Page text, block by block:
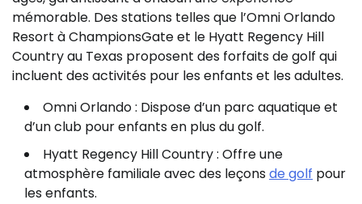
mémorable. Des stations telles que l’Omni Orlando
Resort à ChampionsGate et le Hyatt Regency Hill
Country au Texas proposent des forfaits de golf qui
incluent des activités pour les enfants et les adultes.
Omni Orlando : Dispose d’un parc aquatique et
d’un club pour enfants en plus du golf.
Hyatt Regency Hill Country : Offre une
atmosphère familiale avec des leçonsde golf pour
les enfants.